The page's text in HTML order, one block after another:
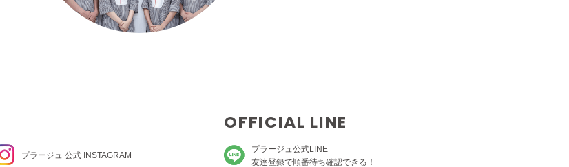
プラージュ公式 INSTAGRAM
OFFICIAL LINE
プラージュ公式LINE
友達登録で順番待ち確認できる！